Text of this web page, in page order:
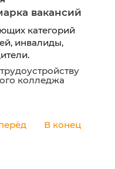
Вас в нашем
занятости
ярмарка